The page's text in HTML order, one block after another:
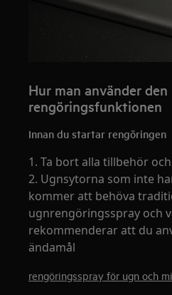
Hur man använder
rengöringsfunktionen
Innan du startar rengöringen
1. Ta bort alla tillbehör
2. Ugnsytorna som inte
kommer att behöva
ugnrengöringsspray och
rekommenderar att du
ändamål
rengöringsspray för ugn och